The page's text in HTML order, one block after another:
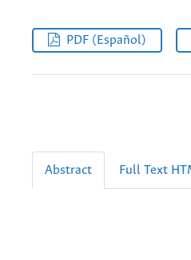
PDF (Español)
Abstract Full Text